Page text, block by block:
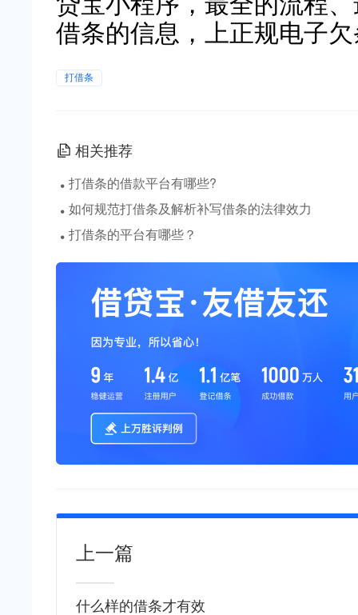
借条的信息，上正规电子
打借条
相关推荐
· 打借条的借款平台有哪些?
· 如何规范打借条及解析补写借条的法律效力
· 打借条的平台有哪些？
上一篇
什么样的借条才有效